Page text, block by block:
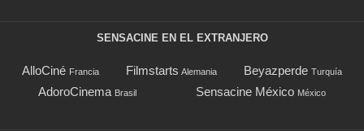
SENSACINE EN EL EXTRANJERO
AlloCiné Francia Filmstarts Alemania Beyazperde Turquía
AdoroCinema Brasil Sensacine México México